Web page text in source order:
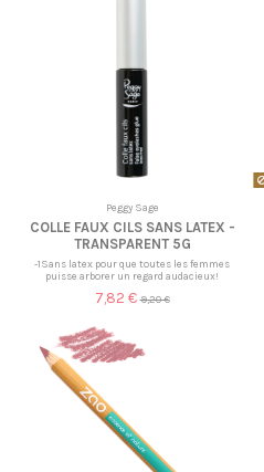
Peggy Sage
COLLE FAUX CILS SANS LATEX -
TRANSPARENT 5G
-1Sans latex pour que toutes les femmes
puisse arborer un regard audacieux!
7,82 € 9,20 €